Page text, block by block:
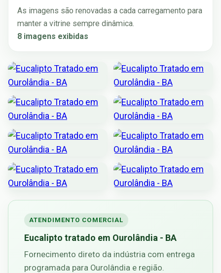
As imagens são renovadas a cada carregamento para
manter a vitrine sempre dinâmica.
8 imagens exibidas
ATENDIMENTO COMERCIAL
Eucalipto tratado em Ourolândia - BA
Fornecimento direto da indústria com entrega
programada para Ourolândia e região.